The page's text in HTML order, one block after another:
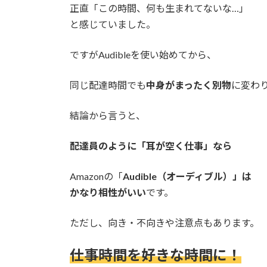
正直「この時間、何も生まれてないな…」
と感じていました。
ですがAudibleを使い始めてから、
同じ配達時間でも中身がまったく別物に変わ
結論から言うと、
配達員のように「耳が空く仕事」なら
Amazonの「Audible（オーディブル）」は
かなり相性がいいです。
ただし、向き・不向きや注意点もあります。
仕事時間を好きな時間に！